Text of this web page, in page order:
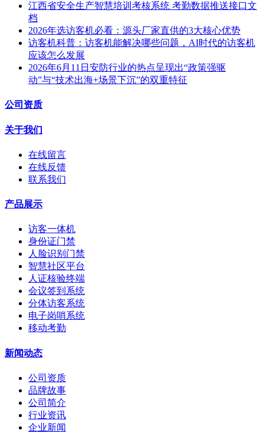
江西省安全生产智慧培训考核系统 考勤数据推送接口文
档
2026年选访客机必看：源头厂家直供的3大核心优势
访客机科普：访客机能解决哪些问题，AI时代的访客机
应该怎么发展
2026年6月11日安防行业的热点呈现出“政策强驱
动”与“技术出海+场景下沉”的双重特征
公司资质
关于我们
在线留言
在线反馈
联系我们
产品展示
访客一体机
身份证门禁
人脸识别门禁
智慧社区平台
人证核验终端
会议签到系统
分体访客系统
电子岗哨系统
移动考勤
新闻动态
公司资质
品牌故事
公司简介
行业资讯
企业新闻